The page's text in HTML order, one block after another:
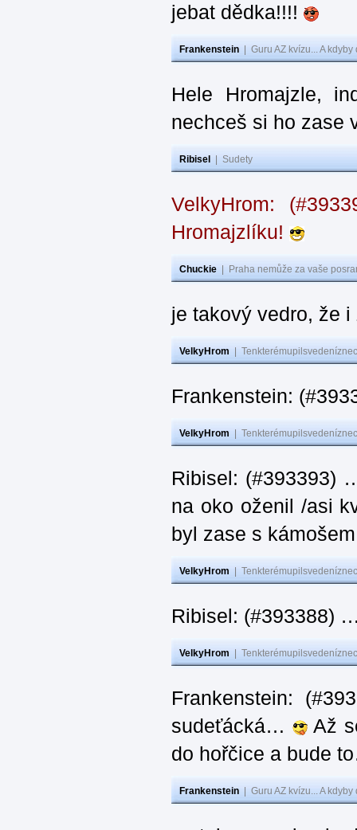
jebat dědka!!!!
Frankenstein Guru AZ kvízu... A
Hele Hromajzle,
nechceš si ho zase
Ribisel Sudety
VelkyHrom:
Hromajzlíku!
Chuckie Praha nemůže za vaše
je takový vedro, že
VelkyHrom
Frankenstein:
VelkyHrom
Ribisel: (#393393)
na oko oženil /asi
byl zase s
VelkyHrom
Ribisel: (#393388)
VelkyHrom
Frankenstein:
sudeťácká…
Až
do hořčice a bude
Frankenstein Guru AZ kvízu... A